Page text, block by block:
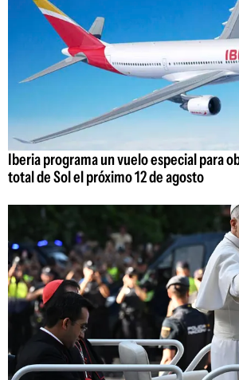
Iberia programa un vuelo especial para
total de Sol el próximo 12 de agosto